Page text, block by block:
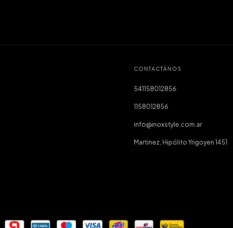
CONTACTÁNOS
541158012856
1158012856
info@inoxstyle.com.ar
Martinez, Hipólito Yrigoyen 1451